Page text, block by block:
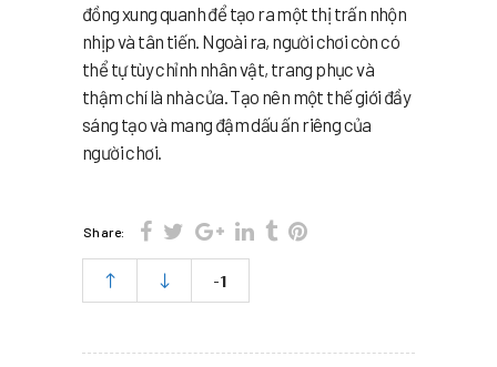
đồng xung quanh để tạo ra một thị trấn nhộn
nhịp và tân tiến. Ngoài ra, người chơi còn có
thể tự tùy chỉnh nhân vật, trang phục và
thậm chí là nhà cửa. Tạo nên một thế giới đầy
sáng tạo và mang đậm dấu ấn riêng của
người chơi.
Share:
-1